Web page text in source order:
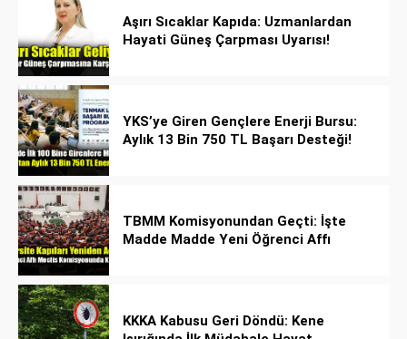
Aşırı Sıcaklar Kapıda: Uzmanlardan
Hayati Güneş Çarpması Uyarısı!
YKS’ye Giren Gençlere Enerji Bursu:
Aylık 13 Bin 750 TL Başarı Desteği!
TBMM Komisyonundan Geçti: İşte
Madde Madde Yeni Öğrenci Affı
KKKA Kabusu Geri Döndü: Kene